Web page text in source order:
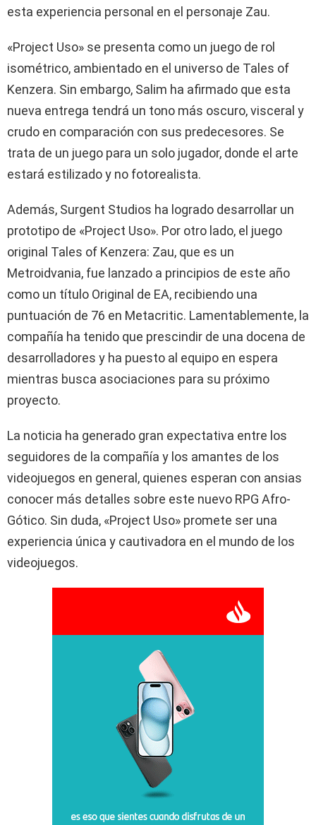
esta experiencia personal en el personaje Zau.
«Project Uso» se presenta como un juego de rol
isométrico, ambientado en el universo de Tales of
Kenzera. Sin embargo, Salim ha afirmado que esta
nueva entrega tendrá un tono más oscuro, visceral y
crudo en comparación con sus predecesores. Se
trata de un juego para un solo jugador, donde el arte
estará estilizado y no fotorealista.
Además, Surgent Studios ha logrado desarrollar un
prototipo de «Project Uso». Por otro lado, el juego
original Tales of Kenzera: Zau, que es un
Metroidvania, fue lanzado a principios de este año
como un título Original de EA, recibiendo una
puntuación de 76 en Metacritic. Lamentablemente, la
compañía ha tenido que prescindir de una docena de
desarrolladores y ha puesto al equipo en espera
mientras busca asociaciones para su próximo
proyecto.
La noticia ha generado gran expectativa entre los
seguidores de la compañía y los amantes de los
videojuegos en general, quienes esperan con ansias
conocer más detalles sobre este nuevo RPG Afro-
Gótico. Sin duda, «Project Uso» promete ser una
experiencia única y cautivadora en el mundo de los
videojuegos.